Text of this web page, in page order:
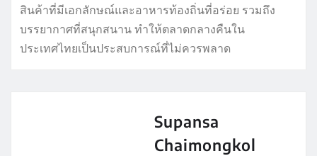
สินค้าที่มีเอกลักษณ์และอาหารท้องถิ่นที่อร่อย รวมถึง
บรรยากาศที่สนุกสนาน ทำให้ตลาดกลางคืนใน
ประเทศไทยเป็นประสบการณ์ที่ไม่ควรพลาด
Supansa
Chaimongkol